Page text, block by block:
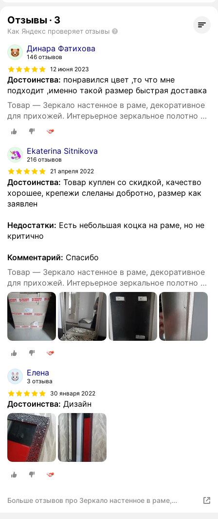
Отзывы · 3
Как Яндекс проверяет отзывы
Динара Фатихова
146 отзывов
12 июня 2023
Достоинства: понравился цвет ,то что мне
подходит ,именно такой размер быстрая доставка
Товар — Зеркало настенное в раме, декоративное
для прихожей. Интерьерное зеркальное полотно в
багете впишется в ванную комнату прихожую,
спальню 550 х 400 мм
Ekaterina Sitnikova
216 отзывов
21 апреля 2022
Достоинства: Товар куплен со скидкой, качество
хорошее, крепежи слеланы добротно, размер как
заявлен
Недостатки: Есть небольшая коцка на раме, но не
критично
Комментарий: Спасибо
Товар — Зеркало настенное в раме, декоративное
для прихожей. Интерьерное зеркальное полотно в
багете впишется в ванную комнату прихожую,
спальню 550 х 400 мм
Елена
3 отзыва
30 января 2022
Достоинства: Дизайн
Больше отзывов про Зеркало настенное в раме,